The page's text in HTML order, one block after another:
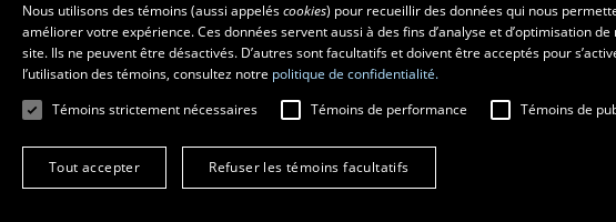
Centre de recherche en aménagement et développement
Nous utilisons des témoins (aussi appeléscookies) pour recueillir des données qui nous
améliorer votre expérience. Ces données servent aussi à des fins d’analyse et d’optimisation
site. Ils ne peuvent être désactivés. D’autres sont facultatifs et doivent être acceptés pour
l’utilisation des témoins, consultez notre politique de confidentialité.
Témoins strictement nécessaires
Témoins de performance Témoins de
Tout accepter Refuser les témoins facultatifs